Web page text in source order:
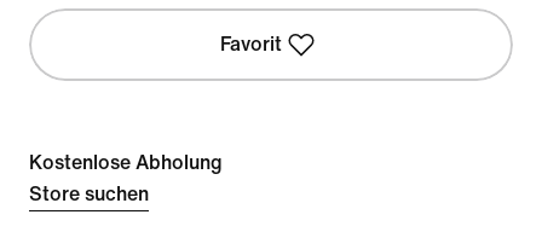
Favorit
Kostenlose Abholung
Store suchen